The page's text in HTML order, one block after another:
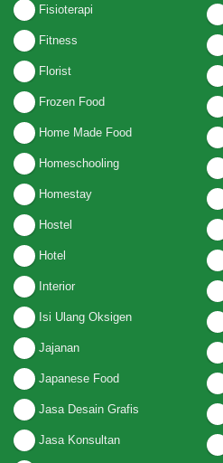
Fisioterapi
Fitness
Florist
Frozen Food
Home Made Food
Homeschooling
Homestay
Hostel
Hotel
Interior
Isi Ulang Oksigen
Jajanan
Japanese Food
Jasa Desain Grafis
Jasa Konsultan